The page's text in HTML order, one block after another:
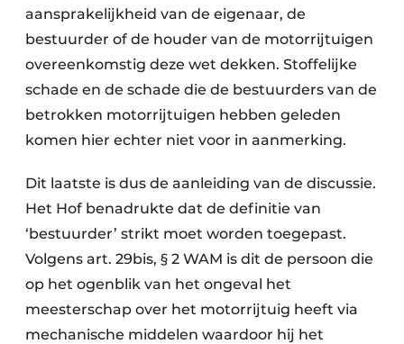
aansprakelijkheid van de eigenaar, de
bestuurder of de houder van de motorrijtuigen
overeenkomstig deze wet dekken. Stoffelijke
schade en de schade die de bestuurders van de
betrokken motorrijtuigen hebben geleden
komen hier echter niet voor in aanmerking.
Dit laatste is dus de aanleiding van de discussie.
Het Hof benadrukte dat de definitie van
‘bestuurder’ strikt moet worden toegepast.
Volgens art. 29bis, § 2 WAM is dit de persoon die
op het ogenblik van het ongeval het
meesterschap over het motorrijtuig heeft via
mechanische middelen waardoor hij het